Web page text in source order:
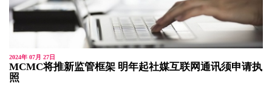
2024年 07月 27日
MCMC将推新监管框架 明年起社媒互联网通讯须申请执
照